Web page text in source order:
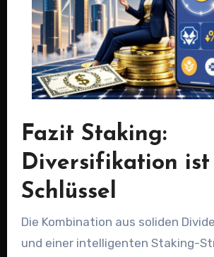
Fazit Staking:
Diversifikation
Schlüssel
Die Kombination aus soliden
und einer intelligenten Staking-